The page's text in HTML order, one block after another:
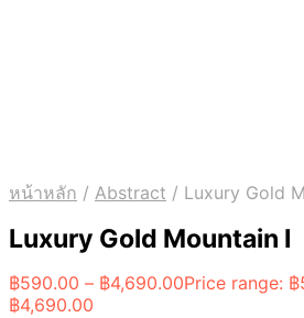
หน้าหลัก / Abstract / Luxury Gold
Luxury Gold Mountain I
฿590.00 – ฿4,690.00Price range:
฿4,690.00